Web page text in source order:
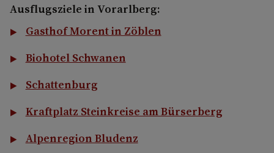
Ausflugsziele in Vorarlberg:
Gasthof Morent in Zöblen
Biohotel Schwanen
Schattenburg
Kraftplatz Steinkreise am Bürserberg
Alpenregion Bludenz